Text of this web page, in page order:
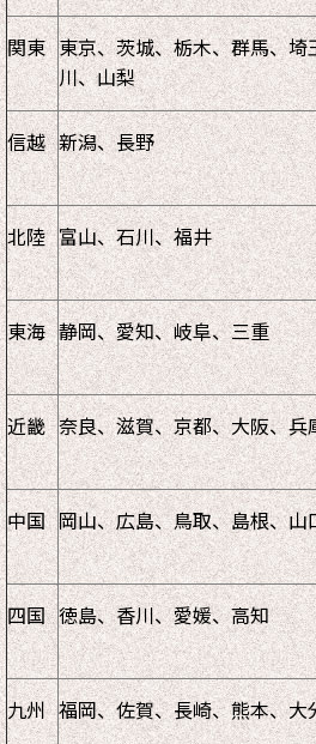
関東 東京、茨城、栃木、群馬、埼
川、山梨
信越 新潟、長野
北陸 富山、石川、福井
東海 静岡、愛知、岐阜、三重
近畿 奈良、滋賀、京都、大阪、兵
中国 岡山、広島、鳥取、島根、山
四国 徳島、香川、愛媛、高知
九州 福岡、佐賀、長崎、熊本、大